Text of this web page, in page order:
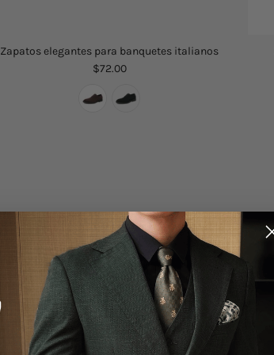
Zapatos elegantes para banquetes italianos
$72.00